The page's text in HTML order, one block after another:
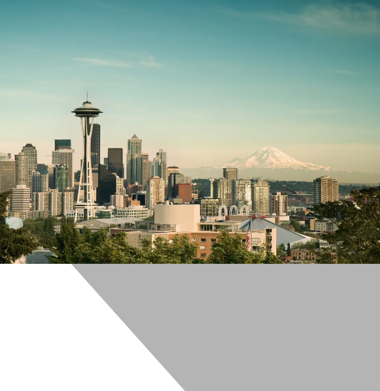
Mit dem Klick auf „geht klar” ermöglichen Sie uns Ihnen über Cookies ein verbessertes
personalisierte Werbung und passende Angebote anzeigen. Über „anpassen” können Sie Ihre
Cookies” werden lediglich technisch notwendige Cookies gespeichert.
Impressum
Ihre Cookie-Präferenzen verwalten
Wählen Sie, welche Cookies Sie auf check24.de akzeptieren.
Die Cookierichtlinie finden Siehier.
Notwendig